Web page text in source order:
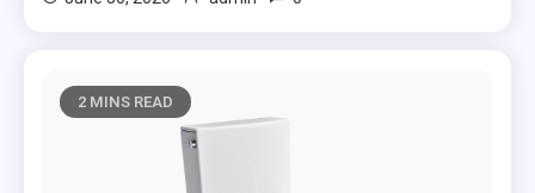
2 MINS READ